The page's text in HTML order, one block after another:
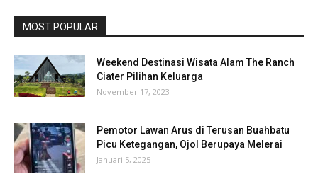
MOST POPULAR
Weekend Destinasi Wisata Alam The Ranch
Ciater Pilihan Keluarga
November 17, 2023
Pemotor Lawan Arus di Terusan Buahbatu
Picu Ketegangan, Ojol Berupaya Melerai
Januari 5, 2025